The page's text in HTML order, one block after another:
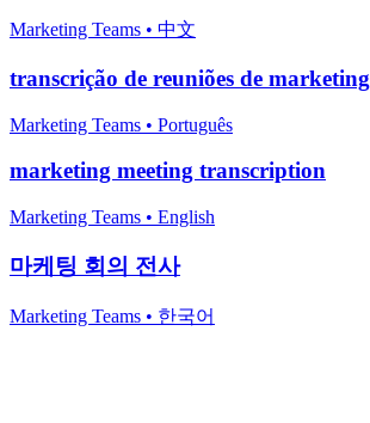
Marketing Teams • 中文
transcrição de reuniões de marketing
Marketing Teams • Português
marketing meeting transcription
Marketing Teams • English
마케팅 회의 전사
Marketing Teams • 한국어